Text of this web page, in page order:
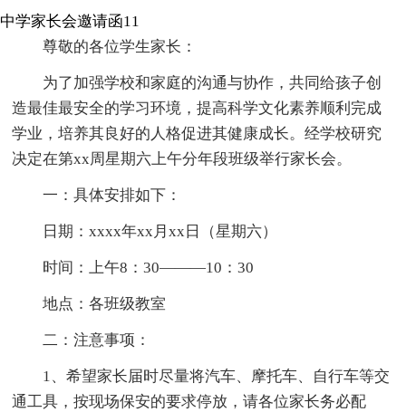
中学家长会邀请函11
尊敬的各位学生家长：
为了加强学校和家庭的沟通与协作，共同给孩子创
造最佳最安全的学习环境，提高科学文化素养顺利完成
学业，培养其良好的人格促进其健康成长。经学校研究
决定在第xx周星期六上午分年段班级举行家长会。
一：具体安排如下：
日期：xxxx年xx月xx日（星期六）
时间：上午8：30———10：30
地点：各班级教室
二：注意事项：
1、希望家长届时尽量将汽车、摩托车、自行车等交
通工具，按现场保安的要求停放，请各位家长务必配